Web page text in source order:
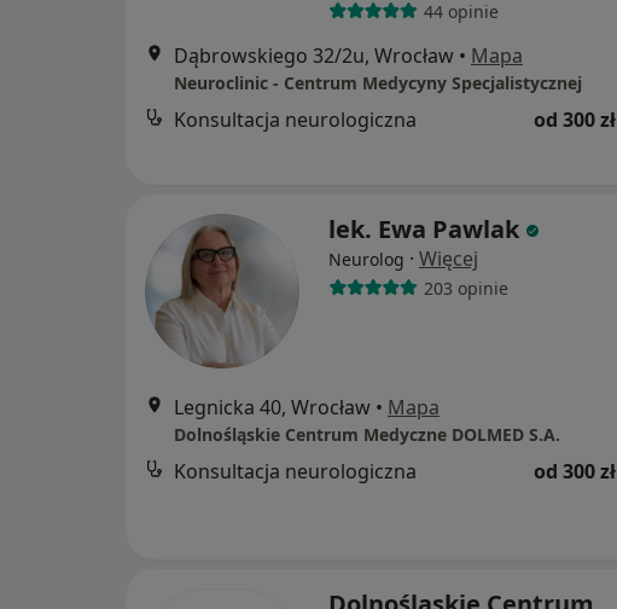
44 opinie
Dąbrowskiego 32/2u, Wrocław • Mapa
Neuroclinic - Centrum Medycyny Specjalistycznej
Konsultacja neurologiczna od 300 zł
lek. Ewa Pawlak
Neurolog · Więcej
203 opinie
Legnicka 40, Wrocław • Mapa
Dolnośląskie Centrum Medyczne DOLMED S.A.
Konsultacja neurologiczna od 300 zł